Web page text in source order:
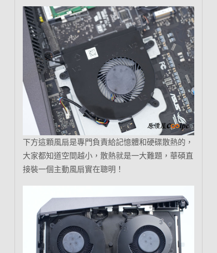
下方這顆風扇是專門負責給記憶體和硬碟散熱的，
大家都知道空間越小，散熱就是一大難題，華碩直
接裝一個主動風扇實在聰明！